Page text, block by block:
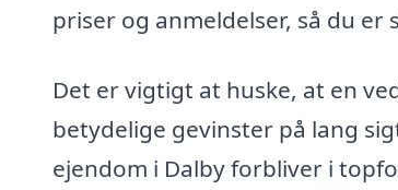
priser og anmeldelser, så du
Det er vigtigt at huske, at en
betydelige gevinster på lang
ejendom i Dalby forbliver i